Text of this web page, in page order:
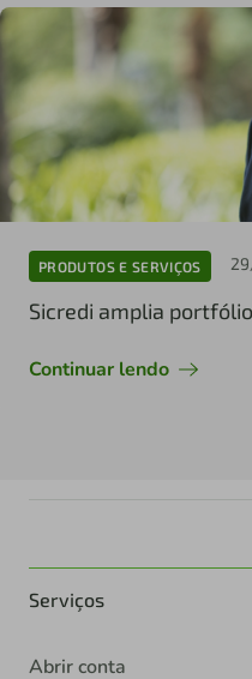
PRODUTOS E SERVIÇOS
Sicredi amplia
Continuar lendo
Serviços
Abrir conta